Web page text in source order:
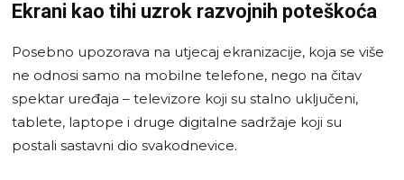
Ekrani kao tihi uzrok razvojnih poteškoća
Posebno upozorava na utjecaj ekranizacije, koja se više
ne odnosi samo na mobilne telefone, nego na čitav
spektar uređaja – televizore koji su stalno uključeni,
tablete, laptope i druge digitalne sadržaje koji su
postali sastavni dio svakodnevice.